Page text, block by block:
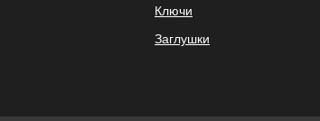
Ключи
Заглушки